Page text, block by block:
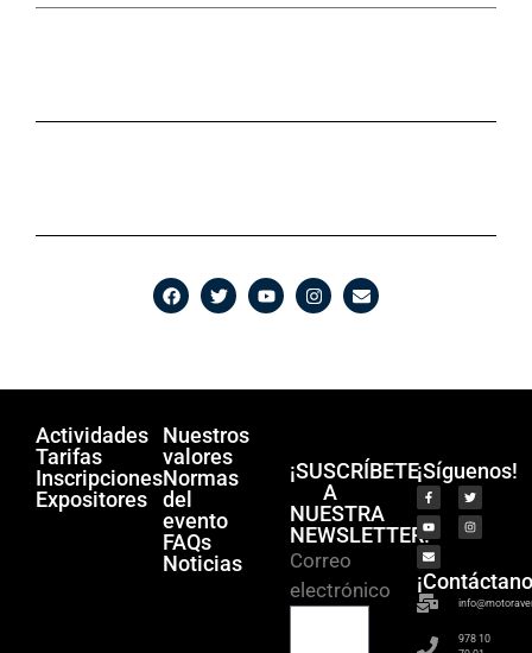
Actividades
Tarifas
Inscripciones
Expositores
Nuestros
valores
Normas
del
evento
FAQs
Noticias
¡SUSCRÍBETE
A
NUESTRA
NEWSLETTER!
Correo
electrónico
¡Síguenos!
978 10